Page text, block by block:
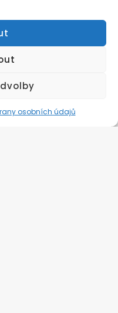
osobních údajů